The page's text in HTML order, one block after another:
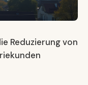
Reduzierung von